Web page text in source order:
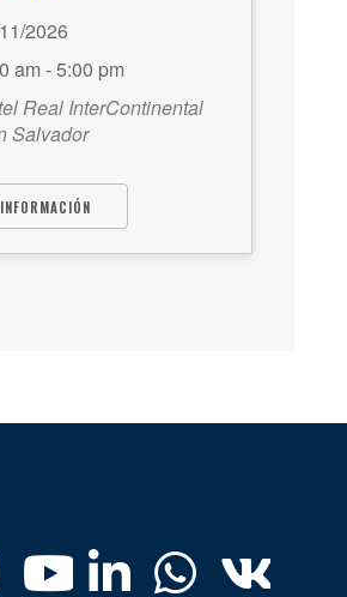
2026
am - 5:00 pm
Real InterContinental
Salvador